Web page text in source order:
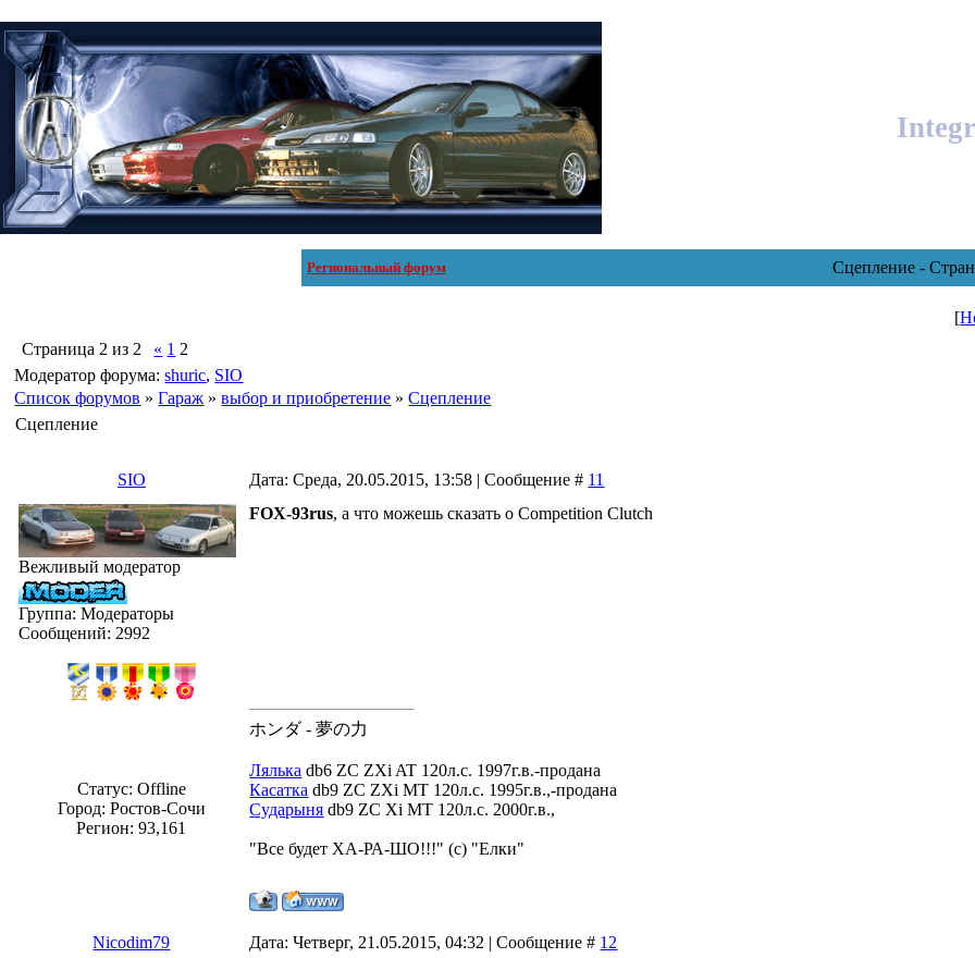
Региональный форум Сцепление -
[
Страница 2 из 2 « 1 2
Модератор форума:shuric, SIO
Список форумов » Гараж » выбор и приобретение » Сцепление
Сцепление
SIO Дата: Среда, 20.05.2015, 13:58 | Сообщение # 11
Вежливый модератор
Группа: Модераторы
Сообщений: 2992
Статус: Offline
Город: Ростов-Сочи
Регион: 93,161
FOX-93rus, а что можешь сказать о Competition Clutch
ホンダ - 夢の力
Лялька db6 ZC ZXi AT 120л.с. 1997г.в.-продана
Касатка db9 ZC ZXi MT 120л.с. 1995г.в.,-продана
Сударыня db9 ZC Xi MT 120л.с. 2000г.в.,
"Все будет ХА-РА-ШО!!!" (с) "Елки"
Nicodim79 Дата: Четверг, 21.05.2015, 04:32 | Сообщение # 12